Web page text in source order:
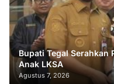
Bupati Tegal Serahkan
Anak LKSA
Agustus 7, 2026